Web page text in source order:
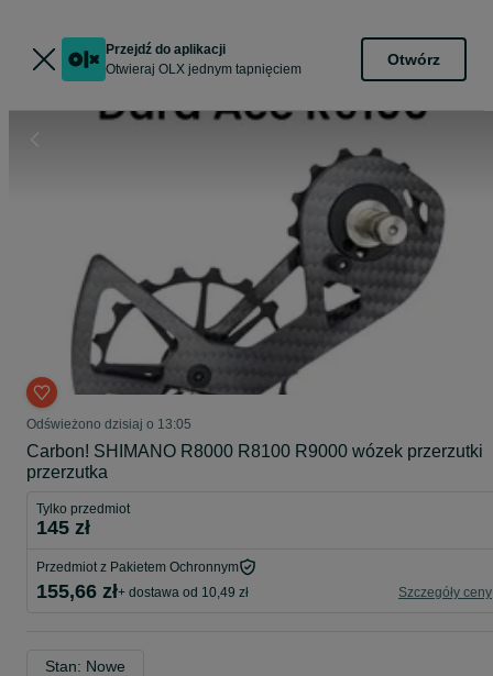
Przejdź do aplikacji
Otwieraj OLX jednym tapnięciem
Otwórz
Odświeżono dzisiaj o 13:05
Carbon! SHIMANO R8000 R8100 R9000 wózek przerzutki
przerzutka
Tylko przedmiot
145 zł
Przedmiot z Pakietem Ochronnym
155,66 zł+ dostawa od 10,49 zł Szczegóły ceny
Stan: Nowe